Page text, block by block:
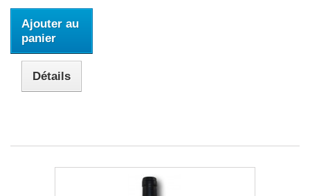
Ajouter au
panier
Détails